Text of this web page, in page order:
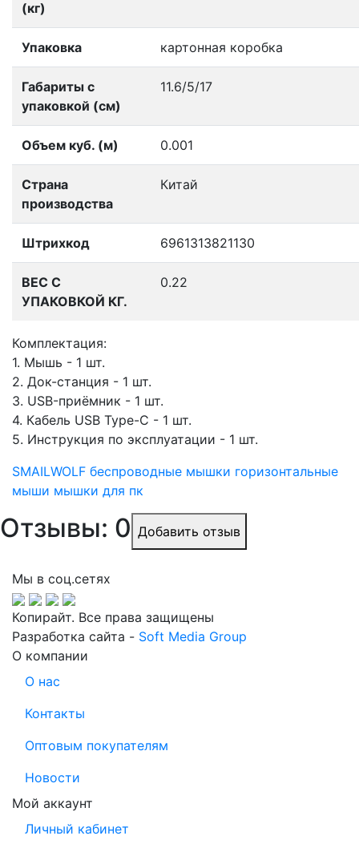
(кг)
Упаковка картонная коробка
Габариты с
упаковкой (см)
11.6/5/17
Объем куб. (м) 0.001
Страна
производства
Китай
Штрихкод 6961313821130
ВЕС С
УПАКОВКОЙ КГ.
0.22
Комплектация:
1. Мышь - 1 шт.
2. Док-станция - 1 шт.
3. USB-приёмник - 1 шт.
4. Кабель USB Type-C - 1 шт.
5. Инструкция по эксплуатации - 1 шт.
SMAILWOLF беспроводные мышки горизонтальные
мыши мышки для пк
Отзывы: 0 Добавить отзыв
Мы в соц.сетях
Копирайт. Все права защищены
Разработка сайта - Soft Media Group
О компании
О нас
Контакты
Оптовым покупателям
Новости
Мой аккаунт
Личный кабинет